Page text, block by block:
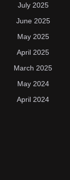
July 2025
June 2025
May 2025
April 2025
March 2025
May 2024
April 2024